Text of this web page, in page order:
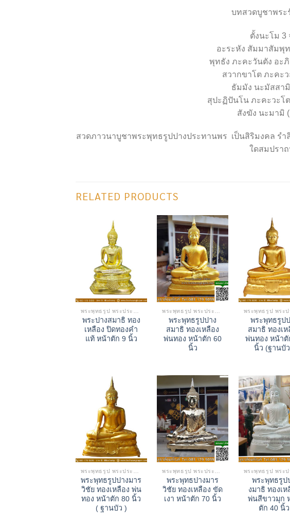
บทสวดบูชาพระ
ตั้งนะโม 3
อะระหัง สัมมาสัมพุ
พุทธัง ภะคะวันตัง อะภิ
สวากขาโต ภะคะ
ธัมมัง นะมัสสา
สุปะฏิปันโน ภะคะวะโ
สังฆัง นะมามิ
สวดภาวนาบูชาพระพุทธรูปปางประทานพร เป็นสิริมงคล ร
ใดสมปรา
RELATED PRODUCTS
พระปางสมาธิ ทอง
เหลือง ปิดทองคำ
แท้ หน้าตัก 9 นิ้ว
พระพุทธรูปปาง
สมาธิ ทองเหลือง
พ่นทอง หน้าตัก 60
นิ้ว
พระพุทธรูป
สมาธิ ทองเห
พ่นทอง หน้าตั
นิ้ว (ฐานบั
พระพุทธรูปปางมาร
วิชัย ทองเหลือง พ่น
ทอง หน้าตัก 80 นิ้ว
( ฐานบัว )
พระพุทธปางมาร
วิชัย ทองเหลือง ขัด
เงา หน้าตัก 70 นิ้ว
พระพุทธรูป
งมาธิ ทองเห
พ่นสีขาวมุก
ตัก 40 นิ้ว